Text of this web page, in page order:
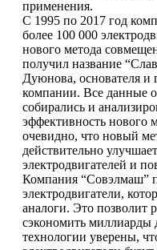
применения.
С 1995 по 2017 год
более 100 000
нового метода
получил название
Дуюнова, основателя и
компании. Все данные о
собирались и
эффективность нового
очевидно, что новый
действительно
электродвигателей и
Компания “Совэлмаш”
электродвигатели,
аналоги. Это позволит
сэкономить миллиарды
технологии уверены,